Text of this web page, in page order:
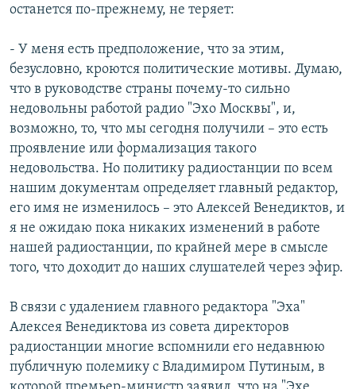
останется по-прежнему, не теряет:
- У меня есть предположение, что за этим,
безусловно, кроются политические мотивы. Думаю,
что в руководстве страны почему-то сильно
недовольны работой радио "Эхо Москвы", и,
возможно, то, что мы сегодня получили – это есть
проявление или формализация такого
недовольства. Но политику радиостанции по всем
нашим документам определяет главный редактор,
его имя не изменилось – это Алексей Венедиктов, и
я не ожидаю пока никаких изменений в работе
нашей радиостанции, по крайней мере в смысле
того, что доходит до наших слушателей через эфир.
В связи с удалением главного редактора "Эха"
Алексея Венедиктова из совета директоров
радиостанции многие вспомнили его недавнюю
публичную полемику с Владимиром Путиным, в